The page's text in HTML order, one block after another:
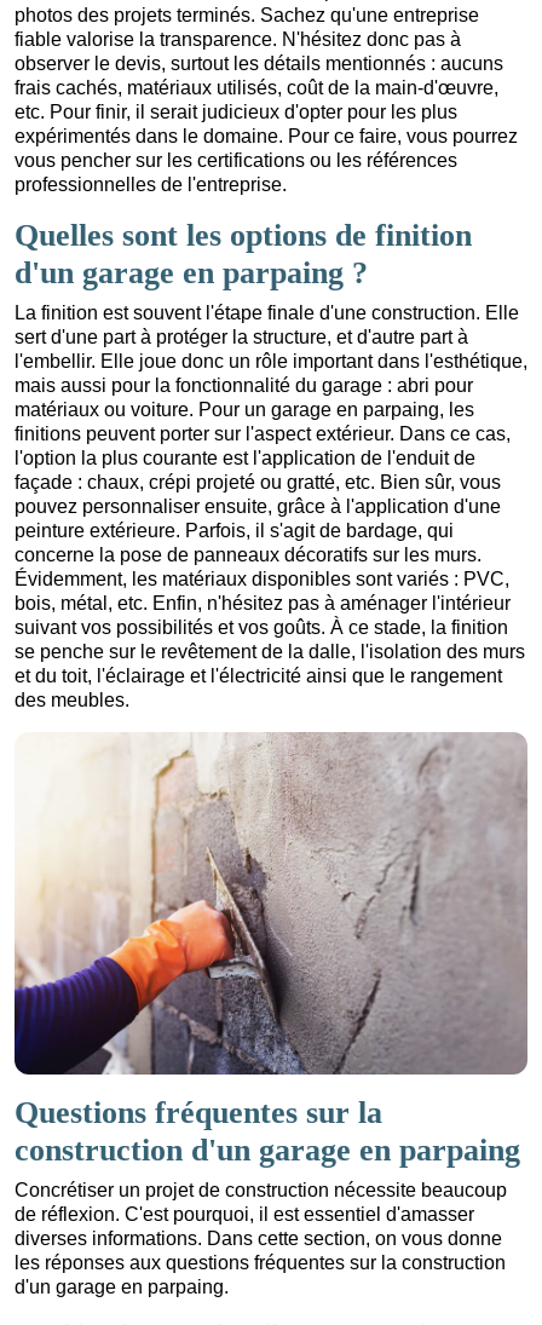
photos des projets terminés. Sachez qu'une entreprise
fiable valorise la transparence. N'hésitez donc pas à
observer le devis, surtout les détails mentionnés : aucuns
frais cachés, matériaux utilisés, coût de la main-d'œuvre,
etc. Pour finir, il serait judicieux d'opter pour les plus
expérimentés dans le domaine. Pour ce faire, vous pourrez
vous pencher sur les certifications ou les références
professionnelles de l'entreprise.
Quelles sont les options de finition
d'un garage en parpaing ?
La finition est souvent l'étape finale d'une construction. Elle
sert d'une part à protéger la structure, et d'autre part à
l'embellir. Elle joue donc un rôle important dans l'esthétique,
mais aussi pour la fonctionnalité du garage : abri pour
matériaux ou voiture. Pour un garage en parpaing, les
finitions peuvent porter sur l'aspect extérieur. Dans ce cas,
l'option la plus courante est l'application de l'enduit de
façade : chaux, crépi projeté ou gratté, etc. Bien sûr, vous
pouvez personnaliser ensuite, grâce à l'application d'une
peinture extérieure. Parfois, il s'agit de bardage, qui
concerne la pose de panneaux décoratifs sur les murs.
Évidemment, les matériaux disponibles sont variés : PVC,
bois, métal, etc. Enfin, n'hésitez pas à aménager l'intérieur
suivant vos possibilités et vos goûts. À ce stade, la finition
se penche sur le revêtement de la dalle, l'isolation des murs
et du toit, l'éclairage et l'électricité ainsi que le rangement
des meubles.
Questions fréquentes sur la
construction d'un garage en parpaing
Concrétiser un projet de construction nécessite beaucoup
de réflexion. C'est pourquoi, il est essentiel d'amasser
diverses informations. Dans cette section, on vous donne
les réponses aux questions fréquentes sur la construction
d'un garage en parpaing.